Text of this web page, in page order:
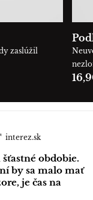
zaslúžil
interez.sk
obdobie.
by sa malo mať
je čas na